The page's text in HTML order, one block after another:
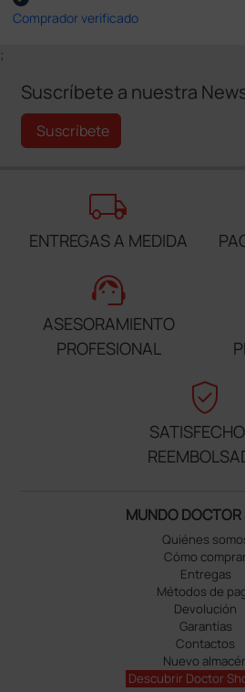
Comprador verificado
;
Suscríbete a nuestra
Suscríbete
local_shipping
ENTREGAS A MEDIDA
support_agent
ASESORAMIENTO
PROFESIONAL
verified_user
MUNDO DOCTOR
Quiénes
Cómo comprar
Entregas
Métodos de
Devolución
Garantías
Contactos
Nuevo
Descubrir Doctor